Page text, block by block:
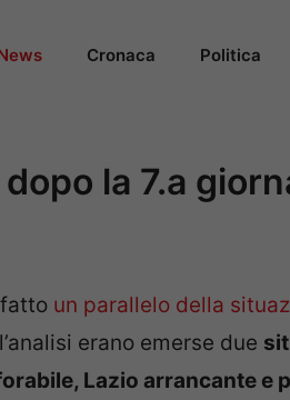
Cronaca Politica
la 7.a
un parallelo della
erano emerse due
Lazio arrancante e